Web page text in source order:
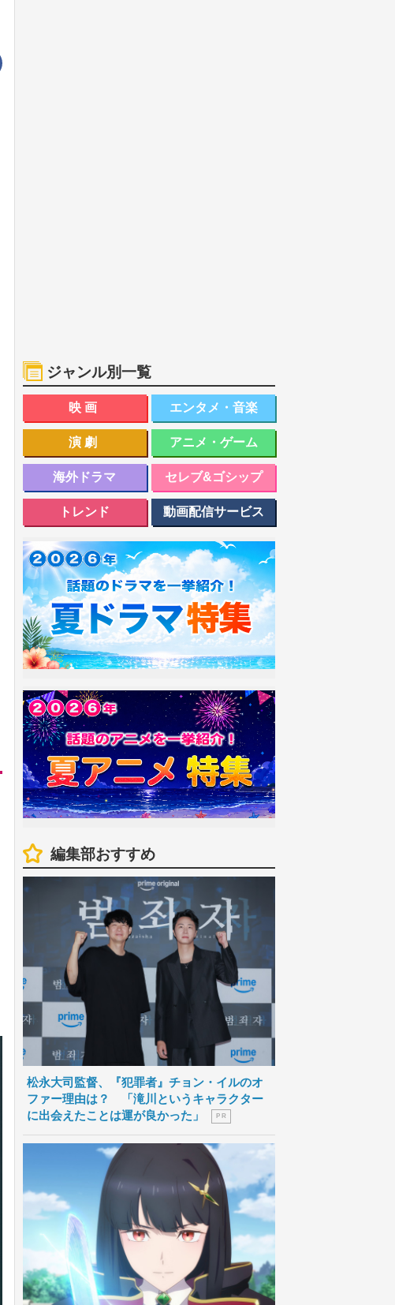
ジャンル別一覧
映画 エンタメ・音楽
演劇 アニメ・ゲーム
海外ドラマ セレブ&ゴシップ
トレンド 動画配信サービス
編集部おすすめ
松永大司監督、『犯罪者』チョン・イルのオ
ファー理由は？ 「滝川というキャラクター
に出会えたことは運が良かった」
P R